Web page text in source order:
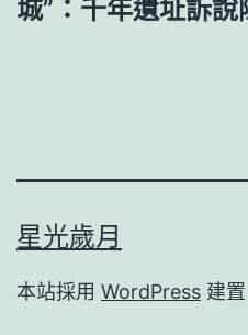
城”：千年遺址訴
星光歲月
本站採用 WordPress 建置